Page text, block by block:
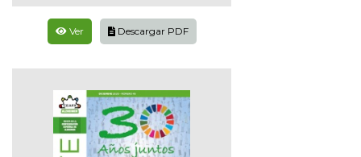
Ver Descargar PDF